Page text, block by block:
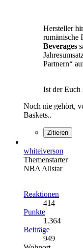
Hersteller
rumänische
Beverages
Partnern“
Ist der Euch
Noch nie gehört,
Baskets..
Zitieren
whiteiverson
Themenstarter
NBA Allstar
Reaktionen
414
Punkte
1.364
Beiträge
949